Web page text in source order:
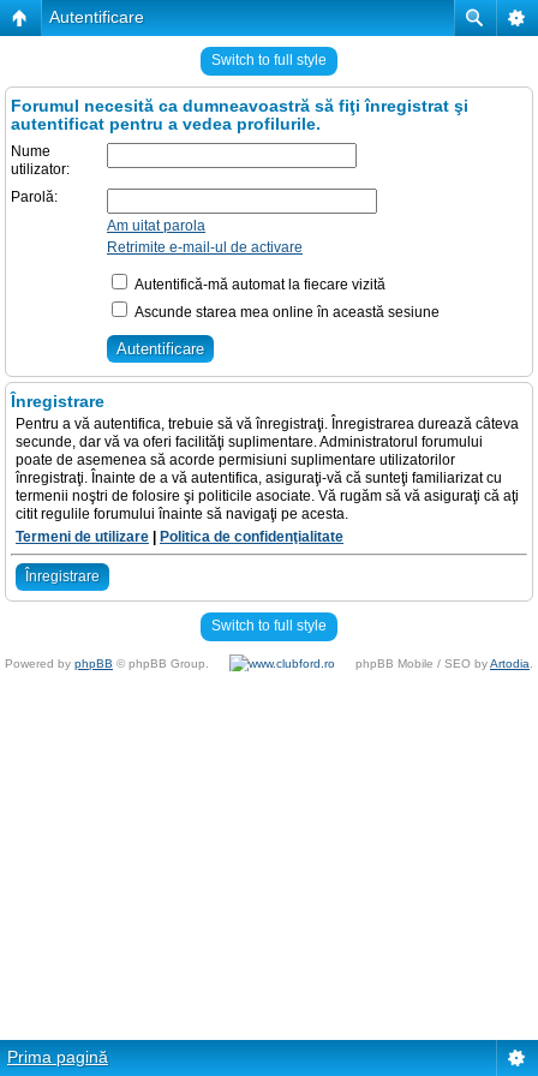
Autentificare
Switch to full style
Forumul necesită ca dumneavoastră să fiţi înregistrat şi
autentificat pentru a vedea profilurile.
Nume
utilizator:
Parolă:
Am uitat parola
Retrimite e-mail-ul de activare
Autentifică-mă automat la fiecare vizită
Ascunde starea mea online în această sesiune
Înregistrare
Pentru a vă autentifica, trebuie să vă înregistraţi. Înregistrarea durează câteva
secunde, dar vă va oferi facilităţi suplimentare. Administratorul forumului
poate de asemenea să acorde permisiuni suplimentare utilizatorilor
înregistraţi. Înainte de a vă autentifica, asiguraţi-vă că sunteţi familiarizat cu
termenii noştri de folosire şi politicile asociate. Vă rugăm să vă asiguraţi că aţi
citit regulile forumului înainte să navigaţi pe acesta.
Termeni de utilizare
Politica de confidenţialitate
Înregistrare
Switch to full style
Powered by phpBB © phpBB Group. phpBB Mobile / SEO byArtodia
Prima pagină